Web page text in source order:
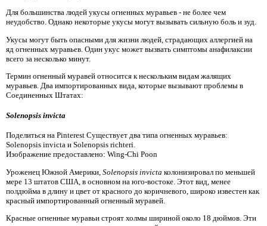
Для большинства людей укусы огненных муравьев - не более чем
неудобство. Однако некоторые укусы могут вызывать сильную боль и зуд.
Укусы могут быть опасными для жизни людей, страдающих аллергией на
яд огненных муравьев. Один укус может вызвать симптомы анафилаксии
всего за несколько минут.
Термин огненный муравей относится к нескольким видам жалящих
муравьев. Два импортированных вида, которые вызывают проблемы в
Соединенных Штатах:
Solenopsis invicta
Поделиться на Pinterest Существует два типа огненных муравьев:
Solenopsis invicta и Solenopsis richteri.
Изображение предоставлено: Wing-Chi Poon
Уроженец Южной Америки, Solenopsis invicta колонизировал по меньшей
мере 13 штатов США, в основном на юго-востоке. Этот вид, менее
полдюйма в длину и цвет от красного до коричневого, широко известен как
красный импортированный огненный муравей.
Красные огненные муравьи строят холмы шириной около 18 дюймов. Эти